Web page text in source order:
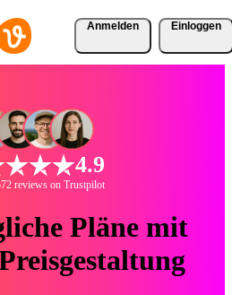
Anmelden Einloggen
4.9
reviews on Trustpilot
Pläne mit